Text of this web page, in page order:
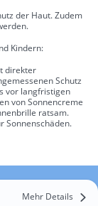
der Haut. Zudem
Kindern:
direkter
Schutz
vor langfristigen
von Sonnencreme
ratsam.
Sonnenschäden.
Mehr Details